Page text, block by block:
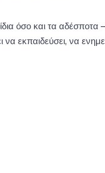
όσο και τα αδέσποτα
εκπαιδεύσει, να